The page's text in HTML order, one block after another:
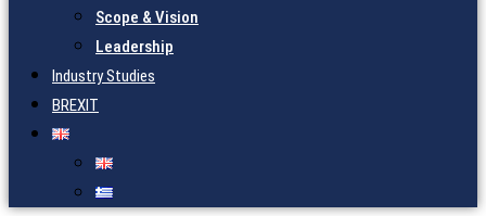
Scope & Vision
Leadership
Industry Studies
BREXIT